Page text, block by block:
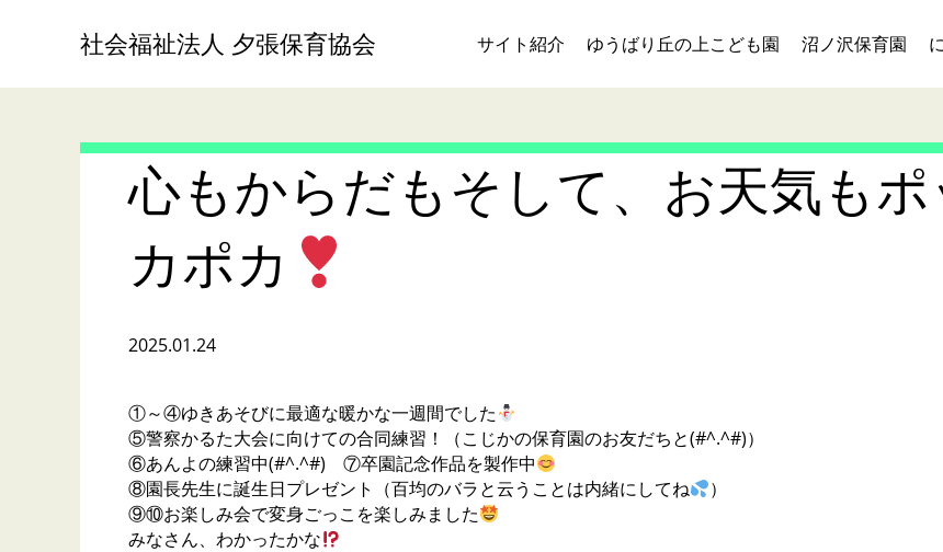
社会福祉法人 夕張保育協会 サイト紹介 ゆうばり丘の上こども園 沼ノ沢保育園
心もからだもそして、お天気もポ
カポカ
2025.01.24
①～④ゆきあそびに最適な暖かな一週間でした
⑤警察かるた大会に向けての合同練習！（こじかの保育園のお友だちと(#^.^#)）
⑥あんよの練習中(#^.^#) ⑦卒園記念作品を製作中
⑧園長先生に誕生日プレゼント（百均のバラと云うことは内緒にしてね
）
⑨⑩お楽しみ会で変身ごっこを楽しみました
みなさん、わかったかな